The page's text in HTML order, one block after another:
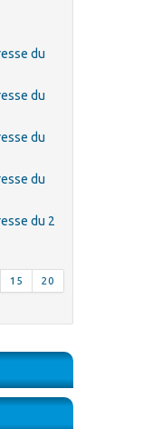
du
du
du
du
du 2
15 20